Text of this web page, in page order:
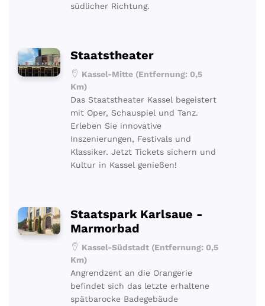
südlicher Richtung.
Staatstheater
Kassel-Mitte (Entfernung: 0,5
Km)
Das Staatstheater Kassel begeistert
mit Oper, Schauspiel und Tanz.
Erleben Sie innovative
Inszenierungen, Festivals und
Klassiker. Jetzt Tickets sichern und
Kultur in Kassel genießen!
Staatspark Karlsaue -
Marmorbad
Kassel-Südstadt (Entfernung: 0,5
Km)
Angrendzent an die Orangerie
befindet sich das letzte erhaltene
spätbarocke Badegebäude